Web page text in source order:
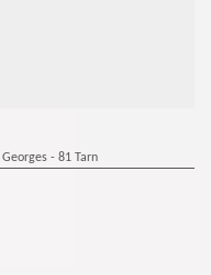
- 81 Tarn